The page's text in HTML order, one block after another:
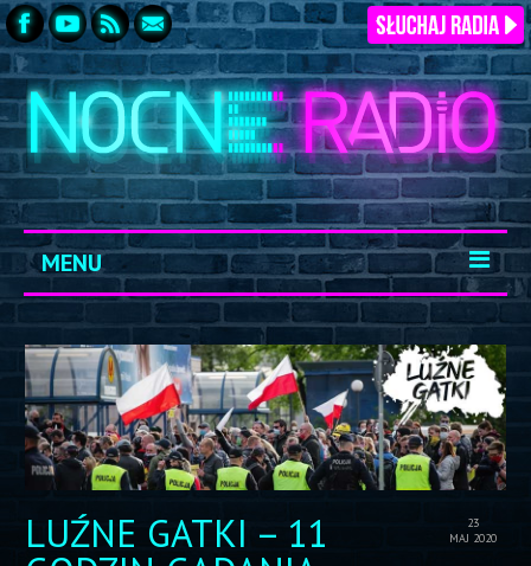
MENU
START
ARCHIWUM
KONTAKT
LOGOWANIE
23
MAJ 2020
LUŹNE GATKI – 11